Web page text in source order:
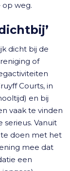
op weg.
dicht bij de
of
Courts, in
en bij
vaak te vinden
serieus. Vanuit
doen met het
mee dat
een